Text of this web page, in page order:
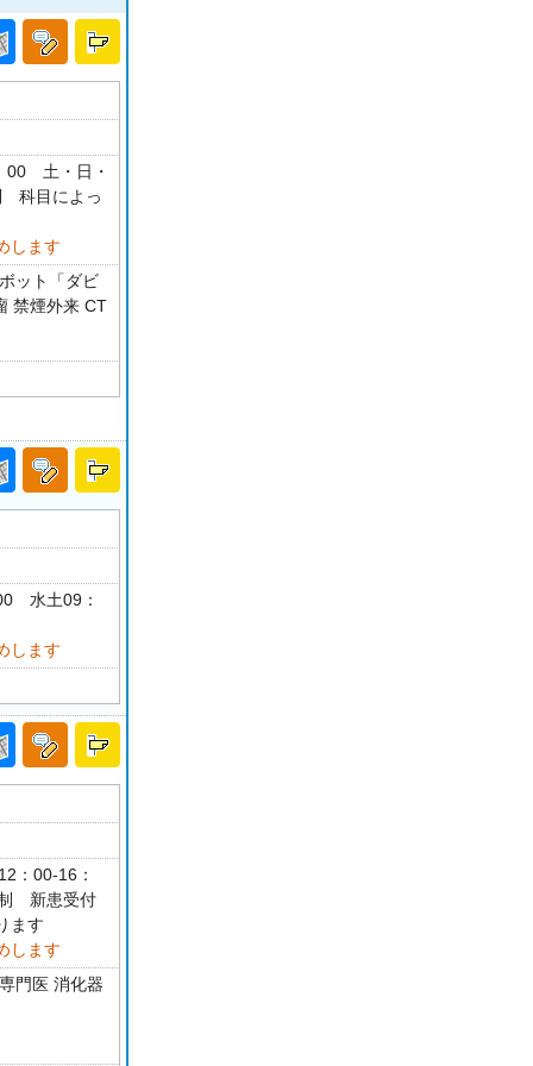
00 土・日・
科目によっ
します
ット「ダビ
禁煙外来 CT
水土09：
します
：00-16：
新患受付
ます
します
門医 消化器